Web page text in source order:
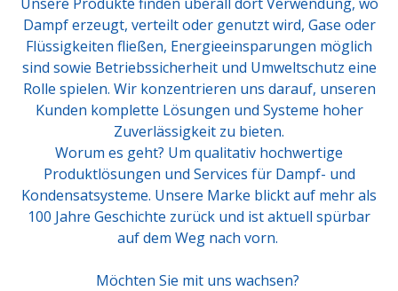
Dampf erzeugt, verteilt oder genutzt wird, Gase oder
Flüssigkeiten fließen, Energieeinsparungen möglich
sind sowie Betriebssicherheit und Umweltschutz eine
Rolle spielen. Wir konzentrieren uns darauf, unseren
Kunden komplette Lösungen und Systeme hoher
Zuverlässigkeit zu bieten.
Worum es geht? Um qualitativ hochwertige
Produktlösungen und Services für Dampf- und
Kondensatsysteme. Unsere Marke blickt auf mehr als
100 Jahre Geschichte zurück und ist aktuell spürbar
auf dem Weg nach vorn.
Möchten Sie mit uns wachsen?